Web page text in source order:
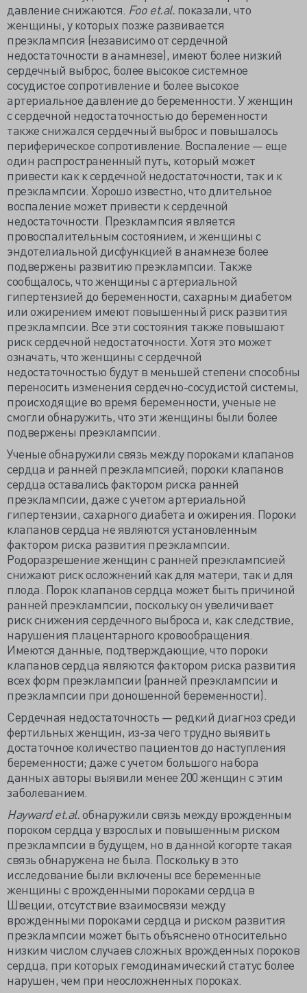
давление снижаются. Foo et.al. показали, что
женщины, у которых позже развивается
преэклампсия (независимо от сердечной
недостаточности в анамнезе), имеют более низкий
сердечный выброс, более высокое системное
сосудистое сопротивление и более высокое
артериальное давление до беременности. У женщин
с сердечной недостаточностью до беременности
также снижался сердечный выброс и повышалось
периферическое сопротивление. Воспаление — еще
один распространенный путь, который может
привести как к сердечной недостаточности, так и к
преэклампсии. Хорошо известно, что длительное
воспаление может привести к сердечной
недостаточности. Преэклампсия является
провоспалительным состоянием, и женщины с
эндотелиальной дисфункцией в анамнезе более
подвержены развитию преэклампсии. Также
сообщалось, что женщины с артериальной
гипертензией до беременности, сахарным диабетом
или ожирением имеют повышенный риск развития
преэклампсии. Все эти состояния также повышают
риск сердечной недостаточности. Хотя это может
означать, что женщины с сердечной
недостаточностью будут в меньшей степени способны
переносить изменения сердечно-сосудистой системы,
происходящие во время беременности, ученые не
смогли обнаружить, что эти женщины были более
подвержены преэклампсии.
Ученые обнаружили связь между пороками клапанов
сердца и ранней преэклампсией; пороки клапанов
сердца оставались фактором риска ранней
преэклампсии, даже с учетом артериальной
гипертензии, сахарного диабета и ожирения. Пороки
клапанов сердца не являются установленным
фактором риска развития преэклампсии.
Родоразрешение женщин с ранней преэклампсией
снижают риск осложнений как для матери, так и для
плода. Порок клапанов сердца может быть причиной
ранней преэклампсии, поскольку он увеличивает
риск снижения сердечного выброса и, как следствие,
нарушения плацентарного кровообращения.
Имеются данные, подтверждающие, что пороки
клапанов сердца являются фактором риска развития
всех форм преэклампсии (ранней преэклампсии и
преэклампсии при доношенной беременности).
Сердечная недостаточность — редкий диагноз среди
фертильных женщин, из-за чего трудно выявить
достаточное количество пациентов до наступления
беременности; даже с учетом большого набора
данных авторы выявили менее 200 женщин с этим
заболеванием.
Haywardet.al.обнаружили связь между врожденным
пороком сердца у взрослых и повышенным риском
преэклампсии в будущем, но в данной когорте такая
связь обнаружена не была. Поскольку в это
исследование были включены все беременные
женщины с врожденными пороками сердца в
Швеции, отсутствие взаимосвязи между
врожденными пороками сердца и риском развития
преэклампсии может быть объяснено относительно
низким числом случаев сложных врожденных пороков
сердца, при которых гемодинамический статус более
нарушен, чем при неосложненных пороках.